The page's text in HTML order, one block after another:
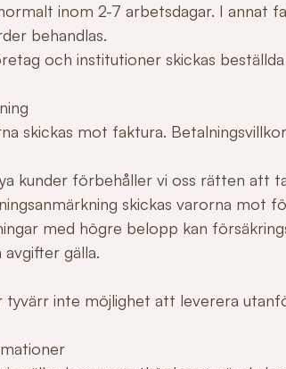
inom 2-7 arbetsdagar. I annat
behandlas.
och institutioner skickas
skickas mot faktura.
kunder förbehåller vi oss rätten att
skickas varorna mot
med högre belopp kan
avgifter gälla.
tyvärr inte möjlighet att leverera